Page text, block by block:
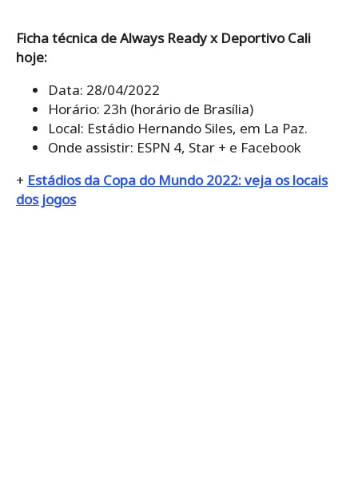
Ficha técnica de Always Ready x Deportivo Cali
hoje:
Data: 28/04/2022
Horário: 23h (horário de Brasília)
Local: Estádio Hernando Siles, em La Paz.
Onde assistir: ESPN 4, Star + e Facebook
+ Estádios da Copa do Mundo 2022: veja os locais
dos jogos